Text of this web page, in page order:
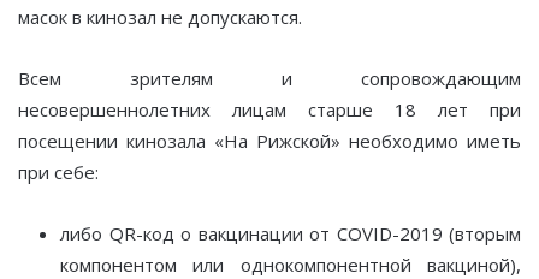
масок в кинозал не допускаются.
Всем зрителям и сопровождающим
несовершеннолетних лицам старше 18 лет при
посещении кинозала «На Рижской» необходимо иметь
при себе:
либо QR-код о вакцинации от COVID-2019 (вторым
компонентом или однокомпонентной вакциной),